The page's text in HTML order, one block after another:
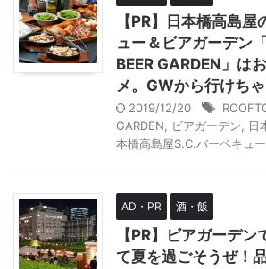
【PR】日本橋高島
ュー＆ビアガーデン
BEER GARDEN」は
メ。GWから行けち
2019/12/20
GARDEN
ビアガーデン 日
本橋高島屋S.C.バーベキュー
AD・PR 酒・飯
【PR】ビアガーデ
て夏を過ごそうぜ！